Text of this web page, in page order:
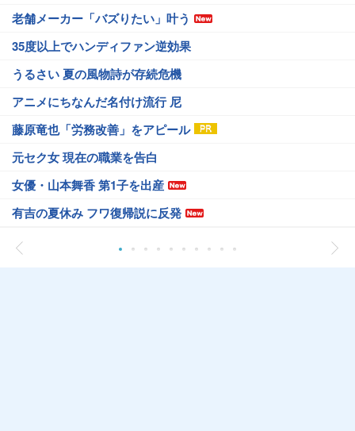
老舗メーカー「バズりたい」叶う
35度以上でハンディファン逆効果
うるさい 夏の風物詩が存続危機
アニメにちなんだ名付け流行 尼
藤原竜也「労務改善」をアピール
元セク女 現在の職業を告白
女優・山本舞香 第1子を出産
有吉の夏休み フワ復帰説に反発